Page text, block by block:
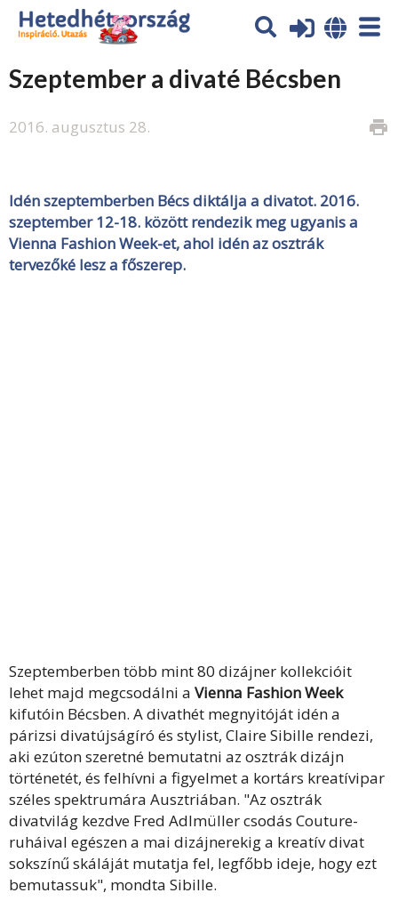
Szeptember a divaté Bécsben
2016. augusztus 28. print
Idén szeptemberben Bécs diktálja a divatot. 2016.
szeptember 12-18. között rendezik meg ugyanis a
Vienna Fashion Week-et, ahol idén az osztrák
tervezőké lesz a főszerep.
Szeptemberben több mint 80 dizájner kollekcióit
lehet majd megcsodálni a Vienna Fashion Week
kifutóin Bécsben. A divathét megnyitóját idén a
párizsi divatújságíró és stylist, Claire Sibille rendezi,
aki ezúton szeretné bemutatni az osztrák dizájn
történetét, és felhívni a figyelmet a kortárs kreatívipar
széles spektrumára Ausztriában. "Az osztrák
divatvilág kezdve Fred Adlmüller csodás Couture-
ruháival egészen a mai dizájnerekig a kreatív divat
sokszínű skáláját mutatja fel, legfőbb ideje, hogy ezt
bemutassuk", mondta Sibille.